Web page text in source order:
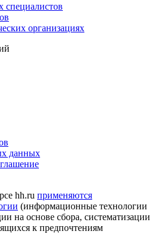
специалистов
организациях
данных
hh.ru применяются
(информационные технологии
на основе сбора, систематизации
к предпочтениям